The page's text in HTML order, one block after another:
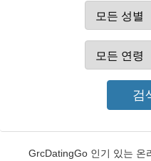
GrcDatingGo 인기 있는 온